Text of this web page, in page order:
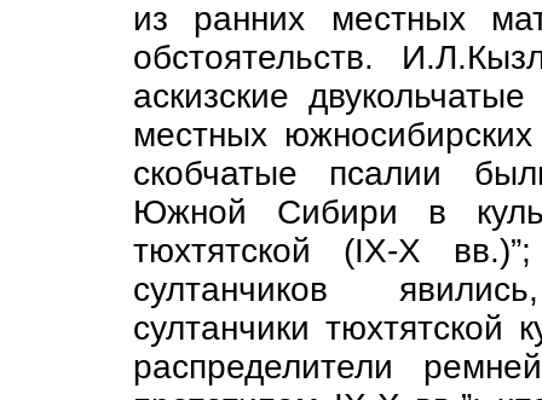
из ранних местных
обстоятельств.
аскизские
местных
скобчатые псалии
Южной Сибири в
тюхтятской (IX-X
султанчиков
султанчики тюхтятской
распределители